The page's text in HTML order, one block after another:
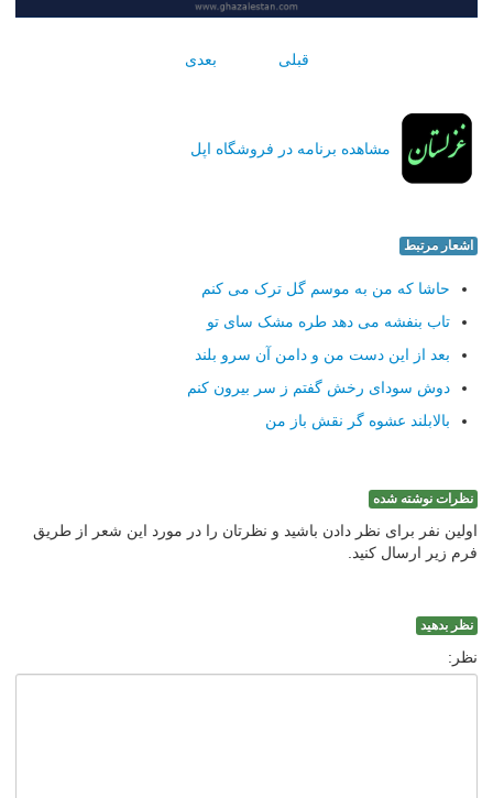
قبلی بعدی
مشاهده برنامه در فروشگاه اپل
اشعار مرتبط
حاشا که من به موسم گل ترک می کنم
تاب بنفشه می دهد طره مشک سای تو
بعد از این دست من و دامن آن سرو بلند
دوش سودای رخش گفتم ز سر بیرون کنم
بالابلند عشوه گر نقش باز من
نظرات نوشته شده
اولین نفر برای نظر دادن باشید و نظرتان را در مورد این شعر از طریق
فرم زیر ارسال کنید.
نظر بدهید
نظر: